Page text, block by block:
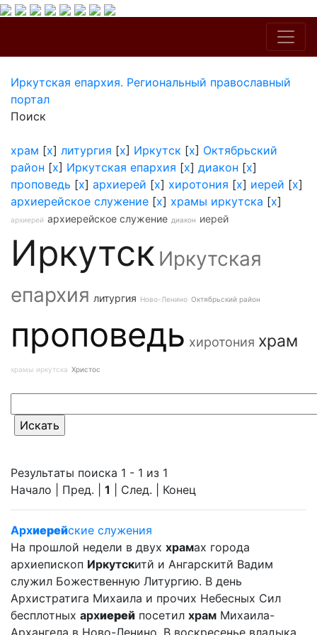
Иркутская епархия. Региональный православный
портал
Поиск
храм [x] литургия [x] Иркутск [x] Октябрьский
район [x] Иркутская епархия [x] диакон [x]
проповедь [x] архиерей [x] хиротония [x] иерей [x]
архиерейское служение [x] храмы иркутска [x]
архиерей архиерейское служение диакон иерей
Иркутск Иркутская
епархия литургия Ново-Ленино Октябрьский район
проповедь хиротония храм
храмы иркутска Христос
Результаты поиска 1 - 1 из 1
Начало | Пред. | 1 | След. | Конец
Архиерейские служения
На прошлой недели в двух храмах города
архиепископ Иркутскитй и Ангарскитй Вадим
служил Божественную Литургию. В день
Архистратига Михаила и прочих Небесных Сил
бесплотных архиерей посетил храм Михаила-
Архангела в Ново-Ленино. В воскресенье владыка